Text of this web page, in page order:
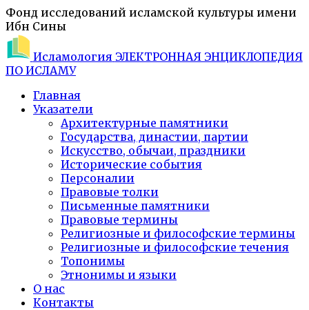
Фонд исследований исламской культуры имени
Ибн Сины
Исламология ЭЛЕКТРОННАЯ ЭНЦИКЛОПЕДИЯ
ПО ИСЛАМУ
Главная
Указатели
Архитектурные памятники
Государства, династии, партии
Искусство, обычаи, праздники
Исторические события
Персоналии
Правовые толки
Письменные памятники
Правовые термины
Религиозные и философские термины
Религиозные и философские течения
Топонимы
Этнонимы и языки
О нас
Контакты